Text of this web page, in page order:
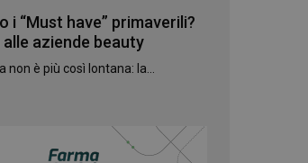
i “Must have” primaverili?
aziende beauty
non è più così lontana: la...